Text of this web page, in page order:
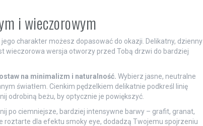
i wieczorowym
charakter możesz dopasować do okazji. Delikatny, dzienny
wieczorowa wersja otworzy przed Tobą drzwi do bardziej
na minimalizm i naturalność. Wybierz jasne, neutralne
światłem. Cienkim pędzelkiem delikatnie podkreśl linię
odrobiną beżu, by optycznie je powiększyć.
po ciemniejsze, bardziej intensywne barwy – grafit, granat,
roztarte dla efektu smoky eye, dodadzą Twojemu spojrzeniu